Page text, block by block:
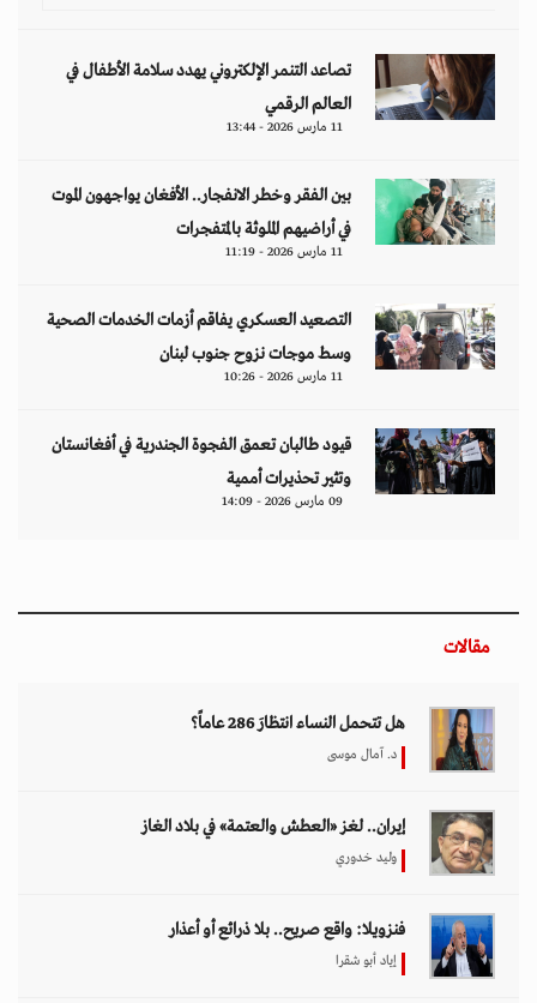
تصاعد التنمر الإلكتروني يهدد سلامة الأطفال في
العالم الرقمي
11 مارس 2026 - 13:44
بين الفقر وخطر الانفجار.. الأفغان يواجهون الموت
في أراضيهم الملوثة بالمتفجرات
11 مارس 2026 - 11:19
التصعيد العسكري يفاقم أزمات الخدمات الصحية
وسط موجات نزوح جنوب لبنان
11 مارس 2026 - 10:26
قيود طالبان تعمق الفجوة الجندرية في أفغانستان
وتثير تحذيرات أممية
09 مارس 2026 - 14:09
مقالات
هل تتحمل النساء انتظارَ 286 عاماً؟
د. آمال موسى
إيران.. لغز «العطش والعتمة» في بلاد الغاز
وليد خدوري
فنزويلا: واقع صريح.. بلا ذرائع أو أعذار
إياد أبو شقرا